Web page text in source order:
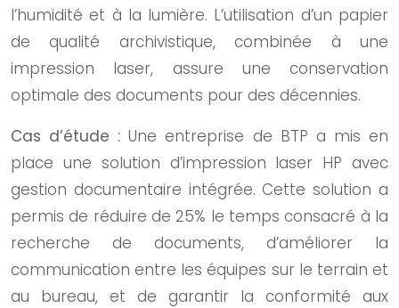
l’humidité et à la lumière. L’utilisation d’un papier
de qualité archivistique, combinée à une
impression laser, assure une conservation
optimale des documents pour des décennies.
Cas d’étude :Une entreprise de BTP a mis en
place une solution d’impression laser HP avec
gestion documentaire intégrée. Cette solution a
permis de réduire de 25% le temps consacré à la
recherche de documents, d’améliorer la
communication entre les équipes sur le terrain et
au bureau, et de garantir la conformité aux